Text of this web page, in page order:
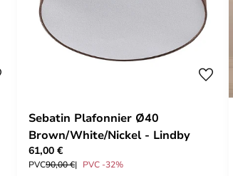
Sebatin Plafonnier Ø40
Brown/White/Nickel - Lindby
61,00 €
PVC90,00 € PVC -32%